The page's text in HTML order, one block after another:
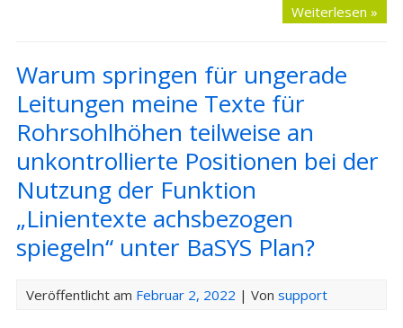
Weiterlesen »
Warum springen für ungerade
Leitungen meine Texte für
Rohrsohlhöhen teilweise an
unkontrollierte Positionen bei der
Nutzung der Funktion
„Linientexte achsbezogen
spiegeln“ unter BaSYS Plan?
Veröffentlicht am Februar 2, 2022 | Von support